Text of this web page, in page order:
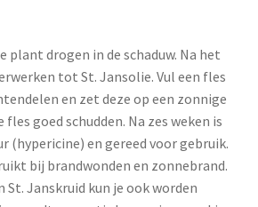
plant drogen in de schaduw. Na het
tot St. Jansolie. Vul een fles
en zet deze op een zonnige
fles goed schudden. Na zes weken is
(hypericine) en gereed voor gebruik.
bij brandwonden en zonnebrand.
St. Janskruid kun je ook worden